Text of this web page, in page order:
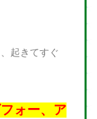
起きてすぐ
ォー、ア